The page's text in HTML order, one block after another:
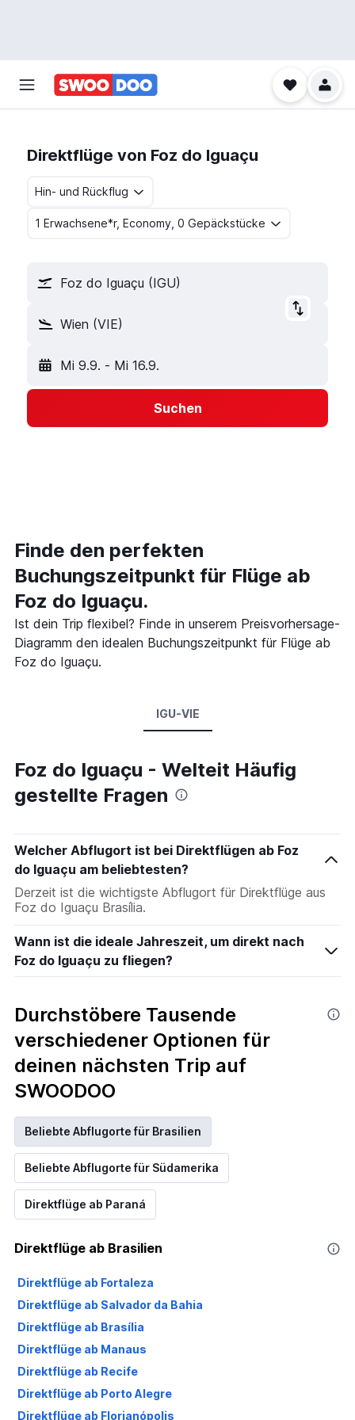
Direktflüge von Foz do Iguaçu
Hin- und Rückflug
1 Erwachsene*r, Economy, 0 Gepäckstücke
Foz do Iguaçu (IGU)
Wien (VIE)
Mi 9.9. - Mi 16.9.
Suchen
Finde den perfekten
Buchungszeitpunkt für Flüge ab
Foz do Iguaçu.
Ist dein Trip flexibel? Finde in unserem Preisvorhersage-
Diagramm den idealen Buchungszeitpunkt für Flüge ab
Foz do Iguaçu.
IGU-VIE
Foz do Iguaçu - Welteit Häufig
gestellte Fragen
Welcher Abflugort ist bei Direktflügen ab Foz
do Iguaçu am beliebtesten?
Derzeit ist die wichtigste Abflugort für Direktflüge aus
Foz do Iguaçu Brasília.
Wann ist die ideale Jahreszeit, um direkt nach
Foz do Iguaçu zu fliegen?
Durchstöbere Tausende
verschiedener Optionen für
deinen nächsten Trip auf
SWOODOO
Beliebte Abflugorte für Brasilien
Beliebte Abflugorte für Südamerika
Direktflüge ab Paraná
Direktflüge ab Brasilien
Direktflüge ab Fortaleza
Direktflüge ab Salvador da Bahia
Direktflüge ab Brasília
Direktflüge ab Manaus
Direktflüge ab Recife
Direktflüge ab Porto Alegre
Direktflüge ab Florianópolis